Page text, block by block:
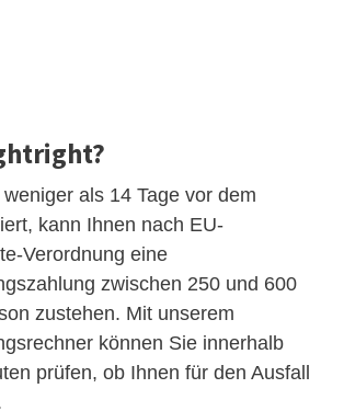
als 14 Tage vor dem
kann Ihnen nach EU-
Verordnung eine
zwischen 250 und 600
zustehen. Mit unserem
können Sie innerhalb
prüfen, ob Ihnen für den Ausfall